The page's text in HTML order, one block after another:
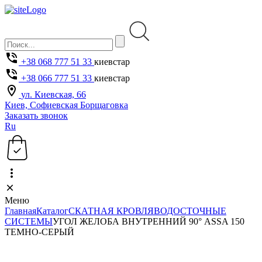
+38 068 777 51 33 киевстар
+38 066 777 51 33 киевстар
ул. Киевская, 66
Киев, Софиевская Борщаговка
Заказать звонок
Ru
Меню
ГлавнаяКаталогСКАТНАЯ КРОВЛЯВОДОСТОЧНЫЕ
СИСТЕМЫУГОЛ ЖЕЛОБА ВНУТРЕННИЙ 90° ASSA 150
ТЕМНО-СЕРЫЙ